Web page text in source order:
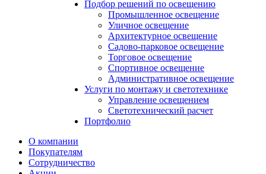
Подбор решений по освещению
Промышленное освещение
Уличное освещение
Архитектурное освещение
Садово-парковое освещение
Торговое освещение
Спортивное освещение
Административное освещение
Услуги по монтажу и светотехнике
Управление освещением
Светотехнический расчет
Портфолио
О компании
Покупателям
Сотрудничество